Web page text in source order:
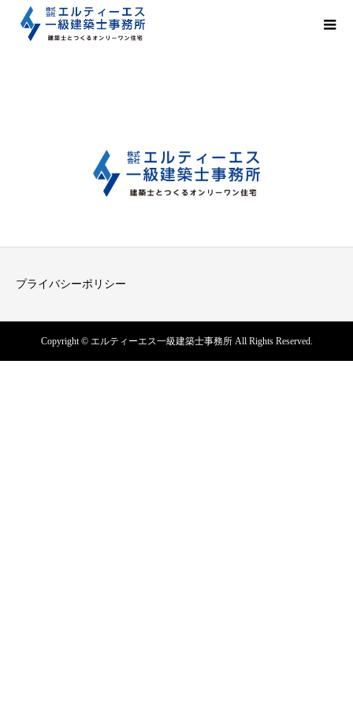
プライバシーポリシー
Copyright © エルティーエス一級建築士事務所 All Rights Reserved.